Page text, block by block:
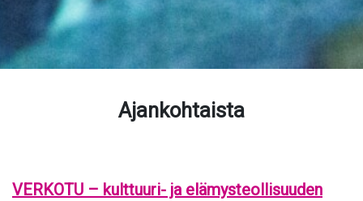
Ajankohtaista
VERKOTU – kulttuuri- ja elämysteollisuuden